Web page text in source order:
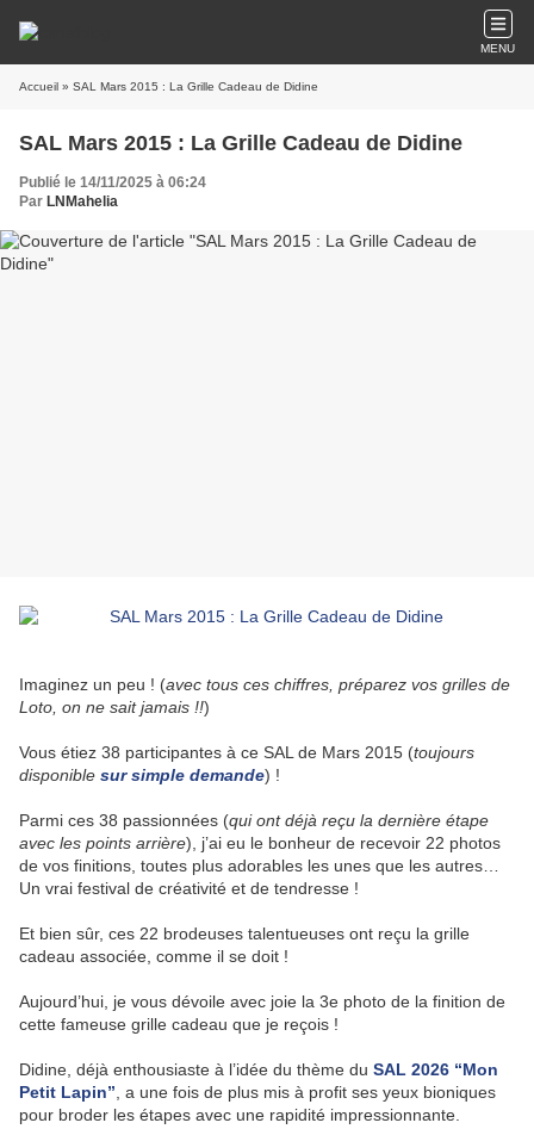
MENU
Accueil » SAL Mars 2015 : La Grille Cadeau de Didine
SAL Mars 2015 : La Grille Cadeau de Didine
Publié le 14/11/2025 à 06:24
Par LNMahelia
Imaginez un peu ! (avec tous ces chiffres, préparez vos grilles de
Loto, on ne sait jamais !!)
Vous étiez 38 participantes à ce SAL de Mars 2015 (toujours
disponible sur simple demande) !
Parmi ces 38 passionnées (qui ont déjà reçu la dernière étape
avec les points arrière), j’ai eu le bonheur de recevoir 22 photos
de vos finitions, toutes plus adorables les unes que les autres…
Un vrai festival de créativité et de tendresse !
Et bien sûr, ces 22 brodeuses talentueuses ont reçu la grille
cadeau associée, comme il se doit !
Aujourd’hui, je vous dévoile avec joie la 3e photo de la finition de
cette fameuse grille cadeau que je reçois !
Didine, déjà enthousiaste à l’idée du thème du SAL 2026 “Mon
Petit Lapin” , a une fois de plus mis à profit ses yeux bioniques
pour broder les étapes avec une rapidité impressionnante.